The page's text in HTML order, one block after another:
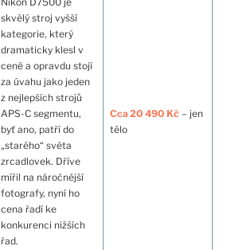
skvělý stroj vyšší
kategorie, který
dramaticky klesl v
ceně a opravdu stojí
za úvahu jako jeden
z nejlepších strojů
APS-C segmentu,
byť ano, patří do
„starého“ světa
zrcadlovek. Dříve
mířil na náročnější
fotografy, nyní ho
cena řadí ke
konkurenci nižších
řad.
Cca 20 490 Kč– jen
tělo